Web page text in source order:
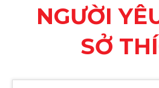
NGƯỜI
SỞ